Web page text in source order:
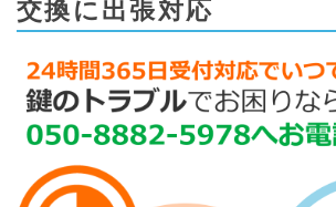
交換に出張対応